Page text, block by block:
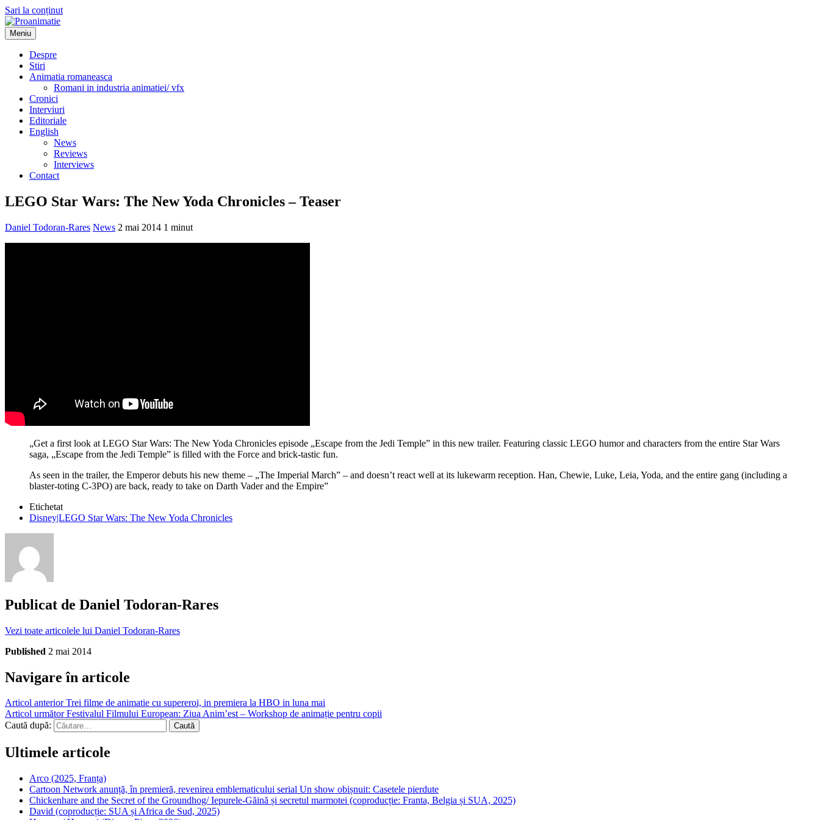
Sari la conținut
Proanimatie
Stiri despre filme de animatie
Meniu
Despre
Stiri
Animatia romaneasca
Romani in industria animatiei/ vfx
Cronici
Interviuri
Editoriale
English
News
Reviews
Interviews
Contact
LEGO Star Wars: The New Yoda Chronicles – Teaser
Daniel Todoran-Rares News 2 mai 2014 1 minut
„Get a first look at LEGO Star Wars: The New Yoda Chronicles episode „Escape from the Jedi Temple” in this new trailer. Featuring classic LEGO humor and characters from the entire Star Wars
saga, „Escape from the Jedi Temple” is filled with the Force and brick-tastic fun.
As seen in the trailer, the Emperor debuts his new theme – „The Imperial March” – and doesn’t react well at its lukewarm reception. Han, Chewie, Luke, Leia, Yoda, and the entire gang (including a
blaster-toting C-3PO) are back, ready to take on Darth Vader and the Empire”
Etichetat
Disney|LEGO Star Wars: The New Yoda Chronicles
Publicat de Daniel Todoran-Rares
Vezi toate articolele lui Daniel Todoran-Rares
Published 2 mai 2014
Navigare în articole
Articol anteriorTrei filme de animatie cu supereroi, in premiera la HBO in luna mai
Articol următorFestivalul Filmului European: Ziua Anim’est – Workshop de animație pentru copii
Caută după:
Ultimele articole
Arco (2025, Franța)
Cartoon Network anunță, în premieră, revenirea emblematicului serial Un show obișnuit: Casetele pierdute
Chickenhare and the Secret of the Groundhog/ Iepurele-Găină și secretul marmotei (coproducție: Franta, Belgia și SUA, 2025)
David (coproducție: SUA și Africa de Sud, 2025)